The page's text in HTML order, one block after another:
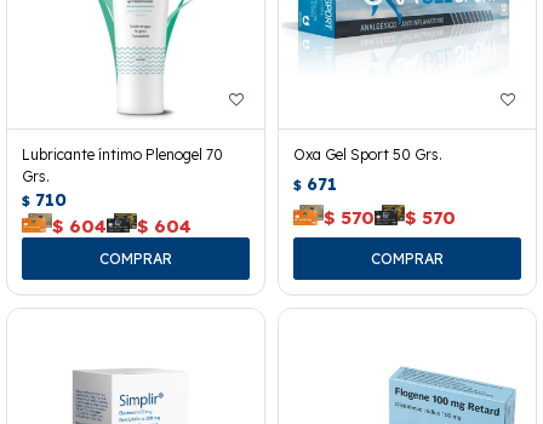
Lubricante íntimo Plenogel 70
Grs.
$ 710
$ 604 $ 604
Oxa Gel Sport 50 Grs.
$ 671
$ 570 $ 570